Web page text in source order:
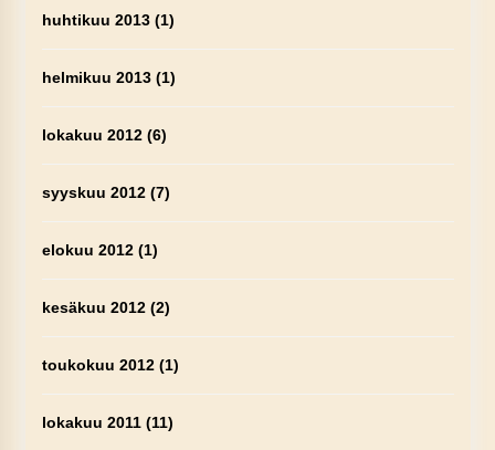
huhtikuu 2013(1)
helmikuu 2013(1)
lokakuu 2012(6)
syyskuu 2012(7)
elokuu 2012(1)
kesäkuu 2012(2)
toukokuu 2012(1)
lokakuu 2011(11)